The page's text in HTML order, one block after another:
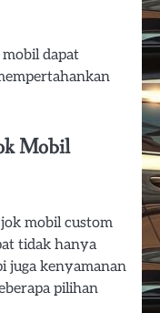
dapat
Mobil
mobil custom
tidak hanya
juga kenyamanan
pilihan